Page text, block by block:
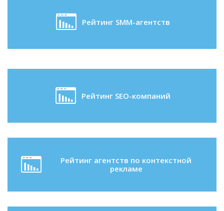
Рейтинг SMM-агентств
Рейтинг SEO-компаний
Рейтинг агентств по контекстной
рекламе